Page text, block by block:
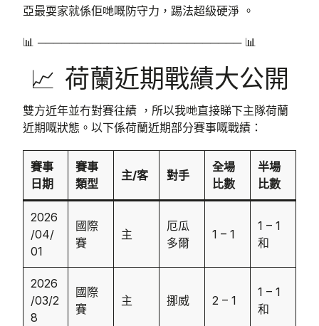
亞最耍家就係佢哋嘅防守力，踢法超級硬淨 。
📊 ────────────────────────── 📊
📈 荷蘭近期戰績大公開
雙方近年並冇對賽往績 ，所以我哋直接睇下主隊荷蘭
近期嘅狀態。以下係荷蘭近期部分賽事嘅戰績：
賽事
日期
賽事
類型
主/客 對手
全場
比數
半場
比數
2026
/04/
01
國際
賽
主
厄瓜
多爾
1 – 1
1 – 1
和
2026
/03/2
8
國際
賽
主 挪威 2 – 1
1 – 1
和